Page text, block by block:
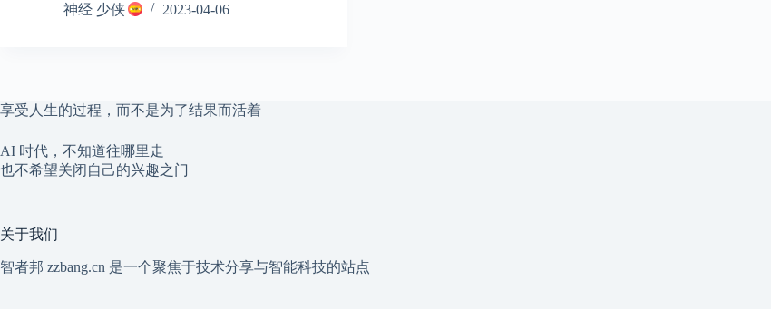
神经 少侠
2023-04-06
享受人生的过程，而不是为了结果而活着
AI 时代，不知道往哪里走
也不希望关闭自己的兴趣之门
关于我们
智者邦 zzbang.cn 是一个聚焦于技术分享与智能科技的站点